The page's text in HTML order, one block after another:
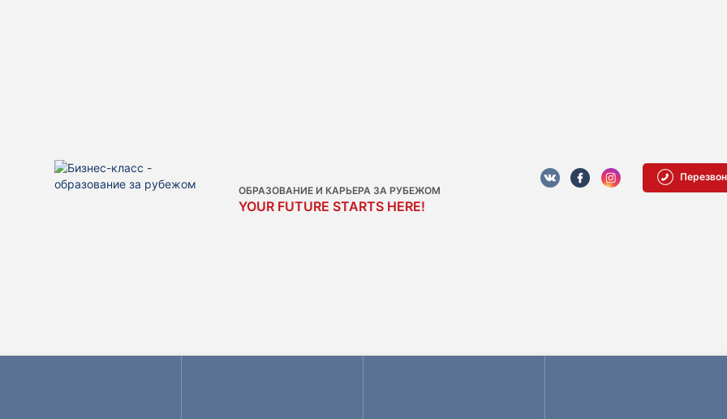
ОБРАЗОВАНИЕ И КАРЬЕРА ЗА РУБЕЖОМ
YOUR FUTURE STARTS HERE!